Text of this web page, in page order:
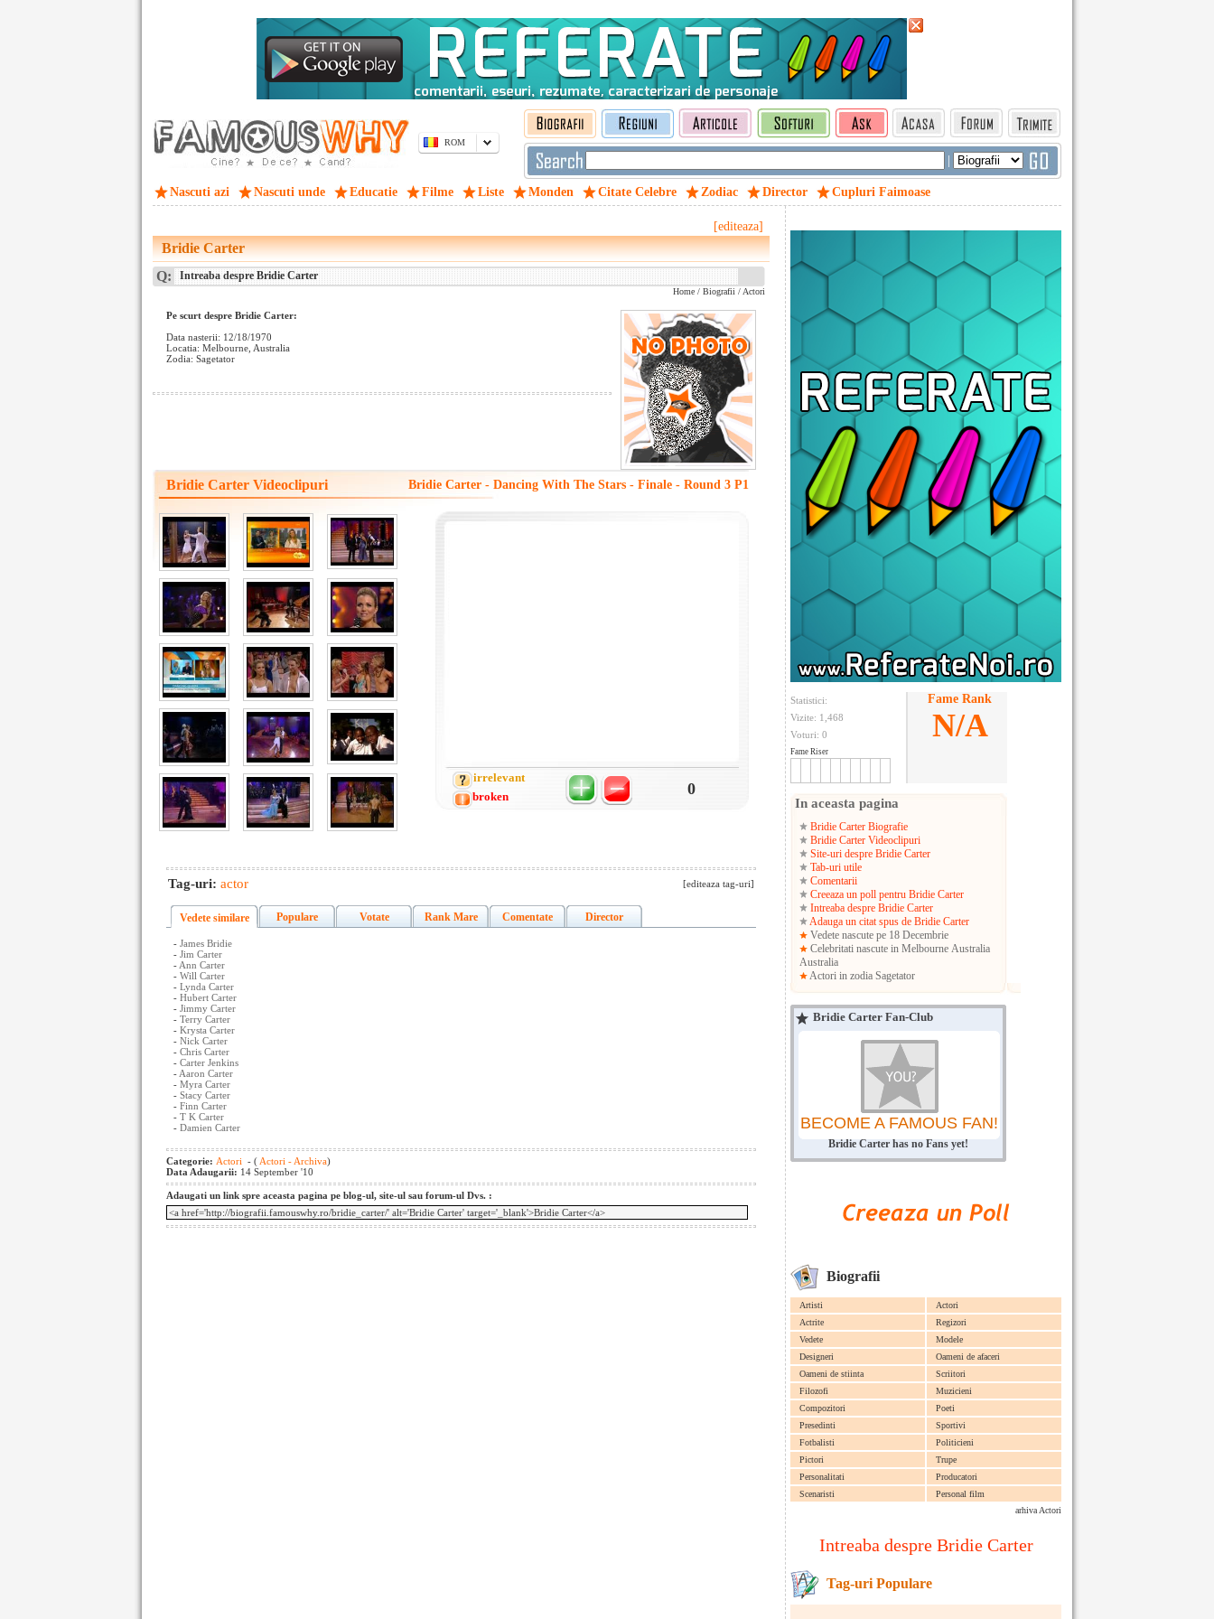
ROM
|
Nascuti azi Nascuti unde Educatie Filme Liste Monden Citate Celebre Zodiac Director Cupluri Faimoase
Statistici:
Vizite: 1,468
Voturi: 0
Fame Riser
Fame Rank
N/A
In aceasta pagina
Bridie Carter Biografie
Bridie Carter Videoclipuri
Site-uri despre Bridie Carter
Tab-uri utile
Comentarii
Creeaza un poll pentru Bridie Carter
Intreaba despre Bridie Carter
Adauga un citat spus de Bridie Carter
Vedete nascute pe 18 Decembrie
Celebritati nascute in Melbourne Australia
Australia
Actori in zodia Sagetator
Bridie Carter Fan-Club
BECOME A FAMOUS FAN!
Bridie Carter has no Fans yet!
Biografii
Artisti
Actori
Actrite
Regizori
Vedete
Modele
Designeri
Oameni de afaceri
Oameni de stiinta
Scriitori
Filozofi
Muzicieni
Compozitori
Poeti
Presedinti
Sportivi
Fotbalisti
Politicieni
Pictori
Trupe
Personalitati
Producatori
Scenaristi
Personal film
arhiva Actori
Intreaba despre Bridie Carter
Tag-uri Populare
[editeaza]
Bridie Carter
Q: Intreaba despre Bridie Carter
Home / Biografii / Actori
Pe scurt despre Bridie Carter:
Data nasterii: 12/18/1970
Locatia: Melbourne, Australia
Zodia: Sagetator
Bridie Carter Videoclipuri Bridie Carter - Dancing With The Stars - Finale - Round 3 P1
irrelevant
0
broken
Tag-uri: actor [editeaza tag-uri]
Vedete similare Populare Votate Rank Mare Comentate Director
- James Bridie
- Jim Carter
- Ann Carter
- Will Carter
- Lynda Carter
- Hubert Carter
- Jimmy Carter
- Terry Carter
- Krysta Carter
- Nick Carter
- Chris Carter
- Carter Jenkins
- Aaron Carter
- Myra Carter
- Stacy Carter
- Finn Carter
- T K Carter
- Damien Carter
Categorie: Actori - ( Actori - Archiva)
Data Adaugarii: 14 September '10
Adaugati un link spre aceasta pagina pe blog-ul, site-ul sau forum-ul Dvs. :